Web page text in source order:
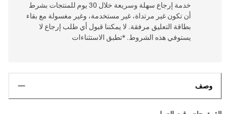
خدمة إرجاع سهلة وسريعة خلال 30 يوم للمنتجات بشرط
أن تكون غير مرتداة، غير مستخدمة، وغير مغسولة مع بقاء
بطاقة التعليق مرفقة. لا يمكننا قبول أي طلب إرجاع لا
يستوفي هذه الشروط. *تطبق الاستثناءات
وصف